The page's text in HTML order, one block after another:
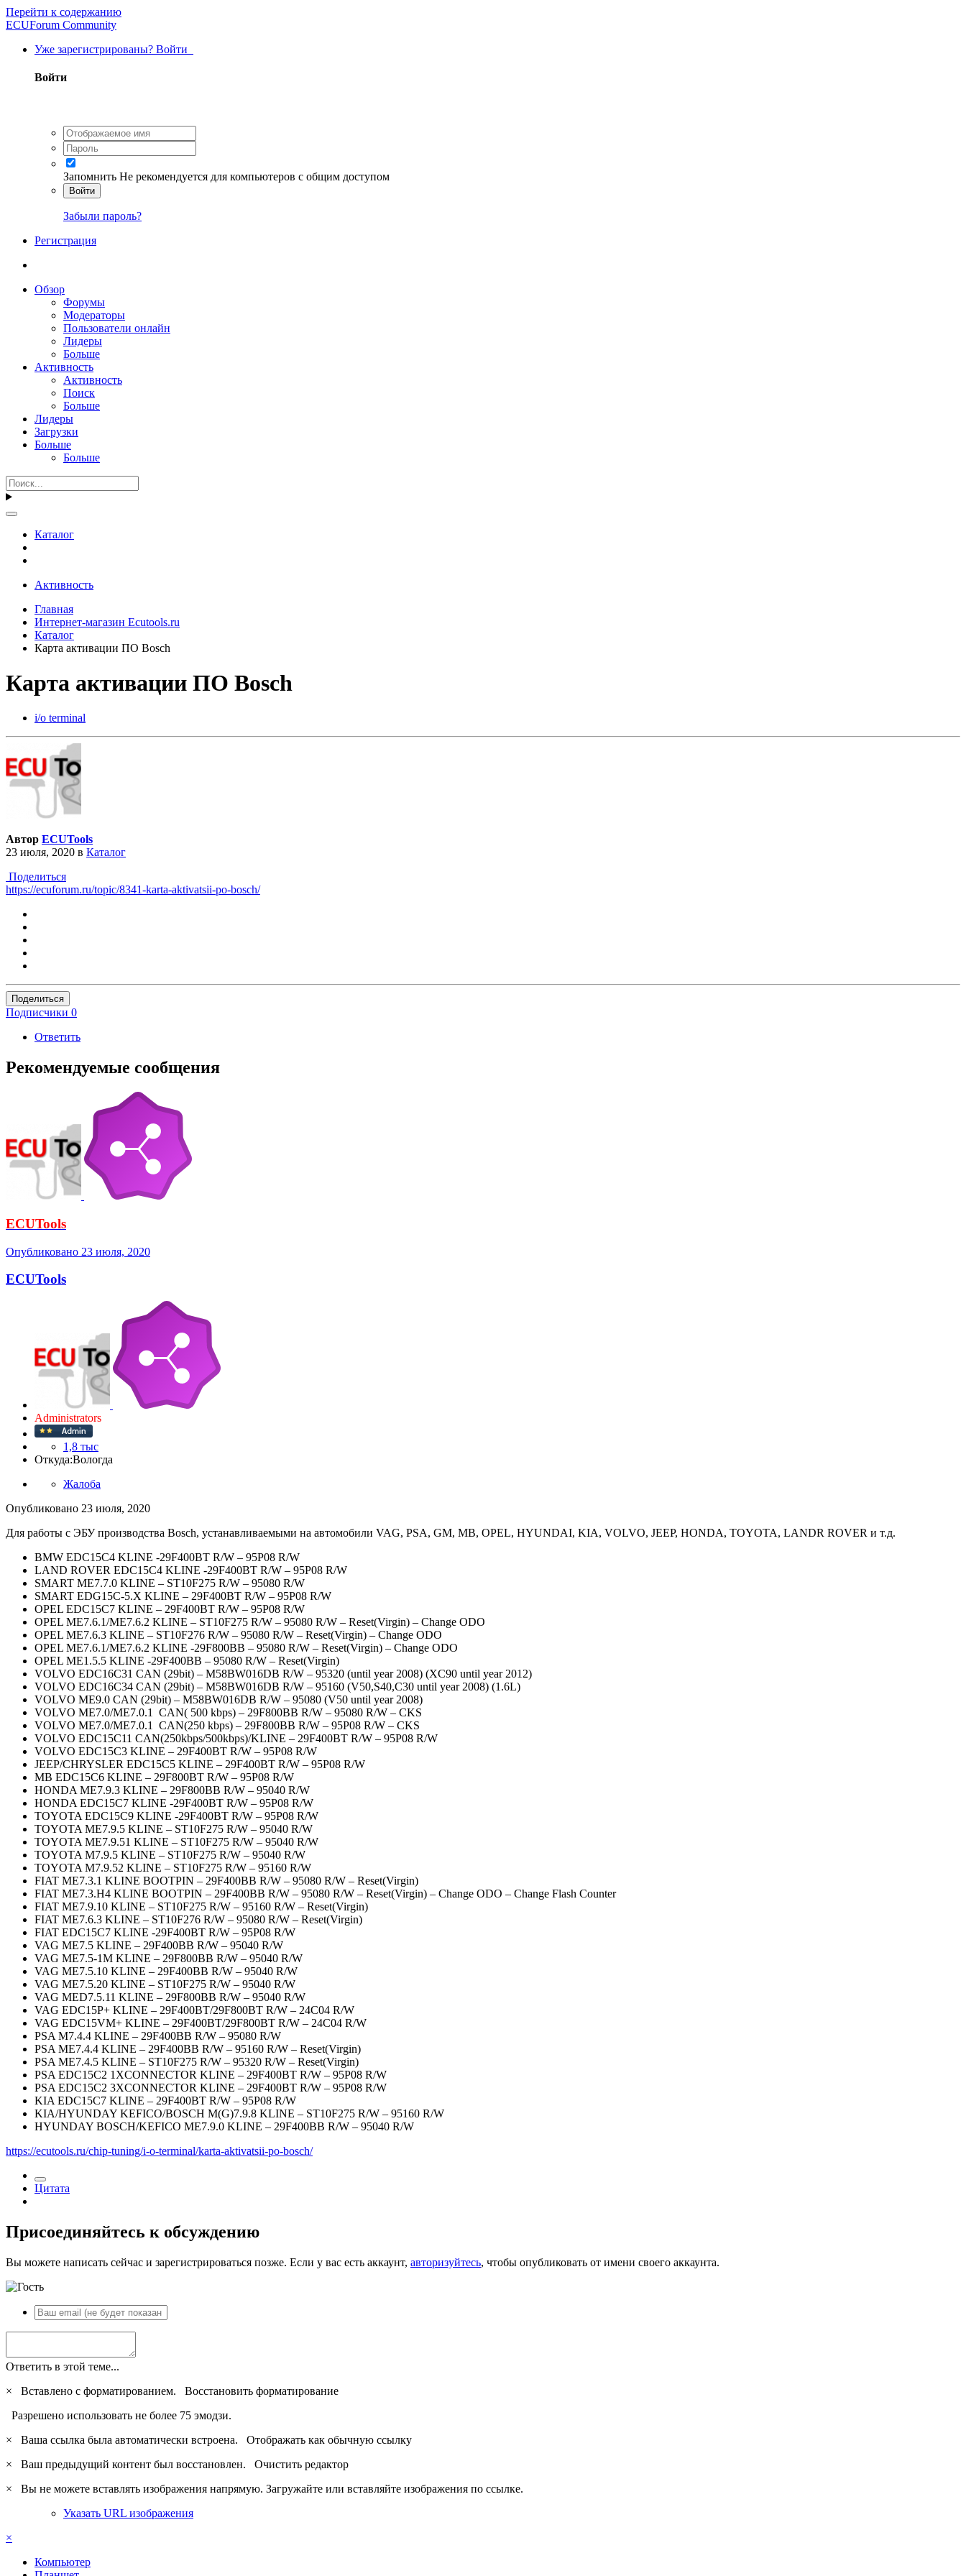
Перейти к содержанию
ECUForum Community
Уже зарегистрированы? Войти
Войти
Запомнить Не рекомендуется для компьютеров с общим доступом
Войти
Забыли пароль?
Регистрация
Обзор
Форумы
Модераторы
Пользователи онлайн
Лидеры
Больше
Активность
Активность
Поиск
Больше
Лидеры
Загрузки
Больше
Больше
Каталог
Активность
Главная
Интернет-магазин Ecutools.ru
Каталог
Карта активации ПО Bosch
Карта активации ПО Bosch
i/o terminal
Автор ECUTools
23 июля, 2020 в Каталог
Поделиться
https://ecuforum.ru/topic/8341-karta-aktivatsii-po-bosch/
Поделиться
Подписчики 0
Ответить
Рекомендуемые сообщения
ECUTools
Опубликовано 23 июля, 2020
ECUTools
Administrators
1,8 тыс
Откуда:Вологда
Жалоба
Опубликовано 23 июля, 2020
Для работы с ЭБУ производства Bosch, устанавливаемыми на автомобили VAG, PSA, GM, MB, OPEL, HYUNDAI, KIA, VOLVO, JEEP, HONDA, TOYOTA, LANDR ROVER и т.д.
BMW EDC15C4 KLINE -29F400BT R/W – 95P08 R/W
LAND ROVER EDC15C4 KLINE -29F400BT R/W – 95P08 R/W
SMART ME7.7.0 KLINE – ST10F275 R/W – 95080 R/W
SMART EDG15C-5.X KLINE – 29F400BT R/W – 95P08 R/W
OPEL EDC15C7 KLINE – 29F400BT R/W – 95P08 R/W
OPEL ME7.6.1/ME7.6.2 KLINE – ST10F275 R/W – 95080 R/W – Reset(Virgin) – Change ODO
OPEL ME7.6.3 KLINE – ST10F276 R/W – 95080 R/W – Reset(Virgin) – Change ODO
OPEL ME7.6.1/ME7.6.2 KLINE -29F800BB – 95080 R/W – Reset(Virgin) – Change ODO
OPEL ME1.5.5 KLINE -29F400BB – 95080 R/W – Reset(Virgin)
VOLVO EDC16C31 CAN (29bit) – M58BW016DB R/W – 95320 (until year 2008) (XC90 until year 2012)
VOLVO EDC16C34 CAN (29bit) – M58BW016DB R/W – 95160 (V50,S40,C30 until year 2008) (1.6L)
VOLVO ME9.0 CAN (29bit) – M58BW016DB R/W – 95080 (V50 until year 2008)
VOLVO ME7.0/ME7.0.1 CAN( 500 kbps) – 29F800BB R/W – 95080 R/W – CKS
VOLVO ME7.0/ME7.0.1 CAN(250 kbps) – 29F800BB R/W – 95P08 R/W – CKS
VOLVO EDC15C11 CAN(250kbps/500kbps)/KLINE – 29F400BT R/W – 95P08 R/W
VOLVO EDC15C3 KLINE – 29F400BT R/W – 95P08 R/W
JEEP/CHRYSLER EDC15C5 KLINE – 29F400BT R/W – 95P08 R/W
MB EDC15C6 KLINE – 29F800BT R/W – 95P08 R/W
HONDA ME7.9.3 KLINE – 29F800BB R/W – 95040 R/W
HONDA EDC15C7 KLINE -29F400BT R/W – 95P08 R/W
TOYOTA EDC15C9 KLINE -29F400BT R/W – 95P08 R/W
TOYOTA ME7.9.5 KLINE – ST10F275 R/W – 95040 R/W
TOYOTA ME7.9.51 KLINE – ST10F275 R/W – 95040 R/W
TOYOTA M7.9.5 KLINE – ST10F275 R/W – 95040 R/W
TOYOTA M7.9.52 KLINE – ST10F275 R/W – 95160 R/W
FIAT ME7.3.1 KLINE BOOTPIN – 29F400BB R/W – 95080 R/W – Reset(Virgin)
FIAT ME7.3.H4 KLINE BOOTPIN – 29F400BB R/W – 95080 R/W – Reset(Virgin) – Change ODO – Change Flash Counter
FIAT ME7.9.10 KLINE – ST10F275 R/W – 95160 R/W – Reset(Virgin)
FIAT ME7.6.3 KLINE – ST10F276 R/W – 95080 R/W – Reset(Virgin)
FIAT EDC15C7 KLINE -29F400BT R/W – 95P08 R/W
VAG ME7.5 KLINE – 29F400BB R/W – 95040 R/W
VAG ME7.5-1M KLINE – 29F800BB R/W – 95040 R/W
VAG ME7.5.10 KLINE – 29F400BB R/W – 95040 R/W
VAG ME7.5.20 KLINE – ST10F275 R/W – 95040 R/W
VAG MED7.5.11 KLINE – 29F800BB R/W – 95040 R/W
VAG EDC15P+ KLINE – 29F400BT/29F800BT R/W – 24C04 R/W
VAG EDC15VM+ KLINE – 29F400BT/29F800BT R/W – 24C04 R/W
PSA M7.4.4 KLINE – 29F400BB R/W – 95080 R/W
PSA ME7.4.4 KLINE – 29F400BB R/W – 95160 R/W – Reset(Virgin)
PSA ME7.4.5 KLINE – ST10F275 R/W – 95320 R/W – Reset(Virgin)
PSA EDC15C2 1XCONNECTOR KLINE – 29F400BT R/W – 95P08 R/W
PSA EDC15C2 3XCONNECTOR KLINE – 29F400BT R/W – 95P08 R/W
KIA EDC15C7 KLINE – 29F400BT R/W – 95P08 R/W
KIA/HYUNDAY KEFICO/BOSCH M(G)7.9.8 KLINE – ST10F275 R/W – 95160 R/W
HYUNDAY BOSCH/KEFICO ME7.9.0 KLINE – 29F400BB R/W – 95040 R/W
https://ecutools.ru/chip-tuning/i-o-terminal/karta-aktivatsii-po-bosch/
Цитата
Присоединяйтесь к обсуждению
Вы можете написать сейчас и зарегистрироваться позже. Если у вас есть аккаунт, авторизуйтесь, чтобы опубликовать от имени своего аккаунта.
Ответить в этой теме...
×
Вставлено с форматированием. Восстановить форматирование
Разрешено использовать не более 75 эмодзи.
×
Ваша ссылка была автоматически встроена. Отображать как обычную ссылку
×
Ваш предыдущий контент был восстановлен. Очистить редактор
×
Вы не можете вставлять изображения напрямую. Загружайте или вставляйте изображения по ссылке.
Указать URL изображения
×
Компьютер